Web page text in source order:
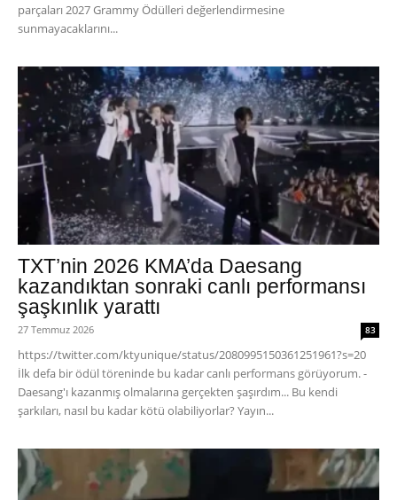
parçaları 2027 Grammy Ödülleri değerlendirmesine
sunmayacaklarını...
TXT’nin 2026 KMA’da Daesang
kazandıktan sonraki canlı performansı
şaşkınlık yarattı
27 Temmuz 2026 83
https://twitter.com/ktyunique/status/2080995150361251961?s=20
İlk defa bir ödül töreninde bu kadar canlı performans görüyorum. -
Daesang'ı kazanmış olmalarına gerçekten şaşırdım... Bu kendi
şarkıları, nasıl bu kadar kötü olabiliyorlar? Yayın...